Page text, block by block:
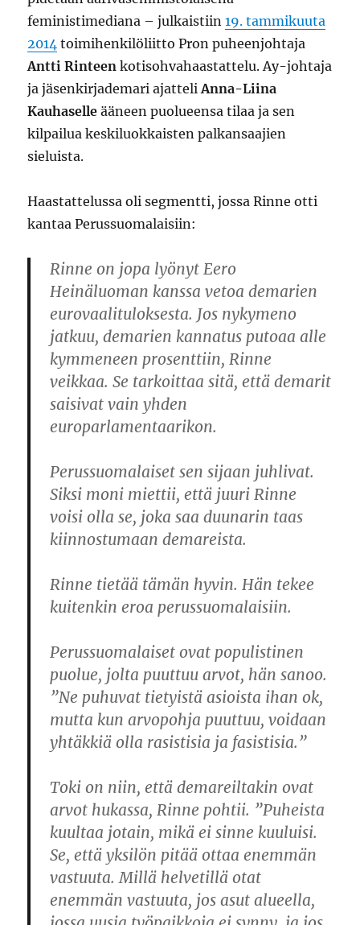
feministimediana – julkaistiin19. tammikuuta
2014 toimihenkilöliitto Pron puheenjohtaja
Antti Rinteen kotisohvahaastattelu. Ay-johtaja
ja jäsenkirjademari ajatteliAnna-Liina
Kauhaselle ääneen puolueensa tilaa ja sen
kilpailua keskiluokkaisten palkansaajien
sieluista.
Haastattelussa oli segmentti, jossa Rinne otti
kantaa Perussuomalaisiin:
Rinne on jopa lyönytEero
Heinäluoman kanssa vetoa demarien
eurovaalituloksesta. Jos nykymeno
jatkuu, demarien kannatus putoaa alle
kymmeneen prosenttiin, Rinne
veikkaa. Se tarkoittaa sitä, että demarit
saisivat vain yhden
europarlamentaarikon.
Perussuomalaiset sen sijaan juhlivat.
Siksi moni miettii, että juuri Rinne
voisi olla se, joka saa duunarin taas
kiinnostumaan demareista.
Rinne tietää tämän hyvin. Hän tekee
kuitenkin eroa perussuomalaisiin.
Perussuomalaiset ovat populistinen
puolue, jolta puuttuu arvot, hän sanoo.
”Ne puhuvat tietyistä asioista ihan ok,
mutta kun arvopohja puuttuu, voidaan
yhtäkkiä olla rasistisia ja fasistisia.”
Toki on niin, että demareiltakin ovat
arvot hukassa, Rinne pohtii. ”Puheista
kuultaa jotain, mikä ei sinne kuuluisi.
Se, että yksilön pitää ottaa enemmän
vastuuta. Millä helvetillä otat
enemmän vastuuta, jos asut alueella,